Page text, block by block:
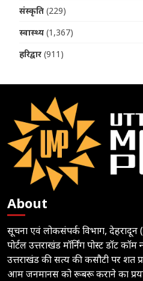
संस्कृति (229)
स्वास्थ्य (1,367)
हरिद्वार (911)
About
सूचना एवं लोकसंपर्क विभाग, देहरादून
पोर्टल उत्तराखंड मॉर्निंग पोस्ट डॉट
उत्तराखंड की सत्य की कसौटी पर शत
आम जनमानस को रूबरू कराने का